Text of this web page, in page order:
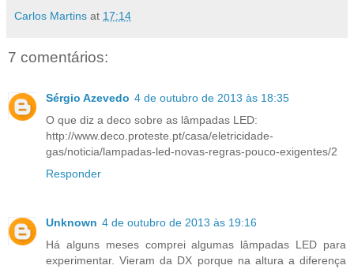
Carlos Martins at 17:14
7 comentários:
Sérgio Azevedo 4 de outubro de 2013 às 18:35
O que diz a deco sobre as lâmpadas LED:
http://www.deco.proteste.pt/casa/eletricidade-
gas/noticia/lampadas-led-novas-regras-pouco-exigentes/2
Responder
Unknown 4 de outubro de 2013 às 19:16
Há alguns meses comprei algumas lâmpadas LED para
experimentar. Vieram da DX porque na altura a diferença